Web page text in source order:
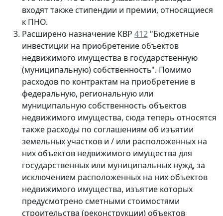
входят также стипендии и премии, относящиеся
к ПНО.
Расширено назначение КВР 412 "Бюджетные
инвестиции на приобретение объектов
недвижимого имущества в государственную
(муниципальную) собственность". Помимо
расходов по контрактам на приобретение в
федеральную, региональную или
муниципальную собственность объектов
недвижимого имущества, сюда теперь относятся
также расходы по соглашениям об изъятии
земельных участков и / или расположенных на
них объектов недвижимого имущества для
государственных или муниципальных нужд, за
исключением расположенных на них объектов
недвижимого имущества, изъятие которых
предусмотрено сметными стоимостями
строительства (реконструкции) объектов